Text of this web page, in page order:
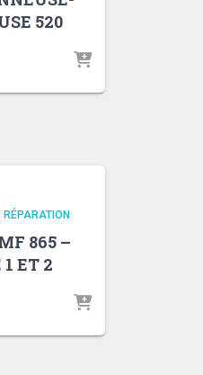
520
RÉPARATION
865 –
ET 2